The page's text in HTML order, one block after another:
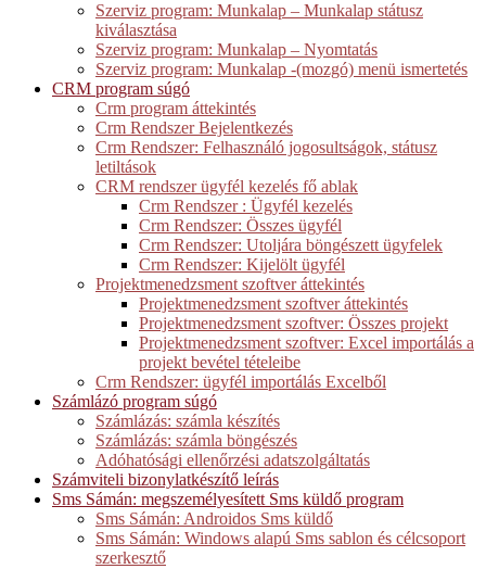
Szerviz program: Munkalap – Munkalap státusz
kiválasztása
Szerviz program: Munkalap – Nyomtatás
Szerviz program: Munkalap -(mozgó) menü ismertetés
CRM program súgó
Crm program áttekintés
Crm Rendszer Bejelentkezés
Crm Rendszer: Felhasználó jogosultságok, státusz
letiltások
CRM rendszer ügyfél kezelés fő ablak
Crm Rendszer : Ügyfél kezelés
Crm Rendszer: Összes ügyfél
Crm Rendszer: Utoljára böngészett ügyfelek
Crm Rendszer: Kijelölt ügyfél
Projektmenedzsment szoftver áttekintés
Projektmenedzsment szoftver áttekintés
Projektmenedzsment szoftver: Összes projekt
Projektmenedzsment szoftver: Excel importálás a
projekt bevétel tételeibe
Crm Rendszer: ügyfél importálás Excelből
Számlázó program súgó
Számlázás: számla készítés
Számlázás: számla böngészés
Adóhatósági ellenőrzési adatszolgáltatás
Számviteli bizonylatkészítő leírás
Sms Sámán: megszemélyesített Sms küldő program
Sms Sámán: Androidos Sms küldő
Sms Sámán: Windows alapú Sms sablon és célcsoport
szerkesztő